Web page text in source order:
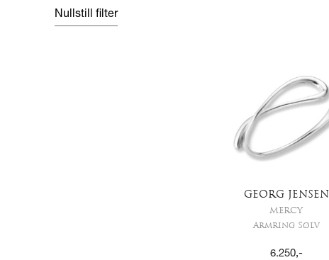
Nullstill filter
GEORG JENSEN
MERCY
Armring Sølv
6.250,-